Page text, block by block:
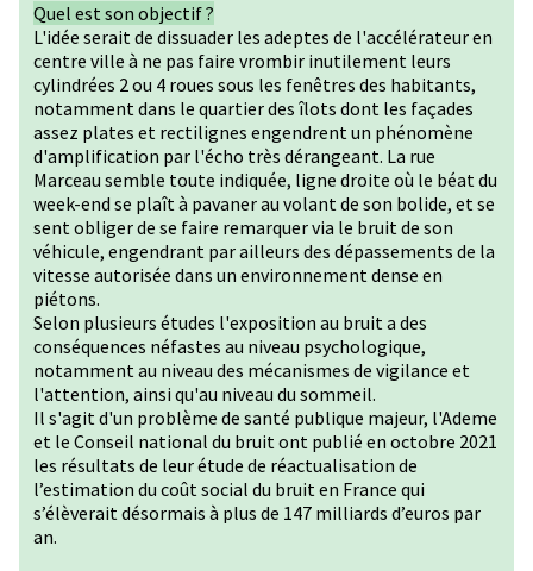
Quel est son objectif ?
L'idée serait de dissuader les adeptes de l'accélérateur en
centre ville à ne pas faire vrombir inutilement leurs
cylindrées 2 ou 4 roues sous les fenêtres des habitants,
notamment dans le quartier des îlots dont les façades
assez plates et rectilignes engendrent un phénomène
d'amplification par l'écho très dérangeant. La rue
Marceau semble toute indiquée, ligne droite où le béat du
week-end se plaît à pavaner au volant de son bolide, et se
sent obliger de se faire remarquer via le bruit de son
véhicule, engendrant par ailleurs des dépassements de la
vitesse autorisée dans un environnement dense en
piétons.
Selon plusieurs études l'exposition au bruit a des
conséquences néfastes au niveau psychologique,
notamment au niveau des mécanismes de vigilance et
l'attention, ainsi qu'au niveau du sommeil.
Il s'agit d'un problème de santé publique majeur, l'Ademe
et le Conseil national du bruit ont publié en octobre 2021
les résultats de leur étude de réactualisation de
l’estimation du coût social du bruit en France qui
s’élèverait désormais à plus de 147 milliards d’euros par
an.